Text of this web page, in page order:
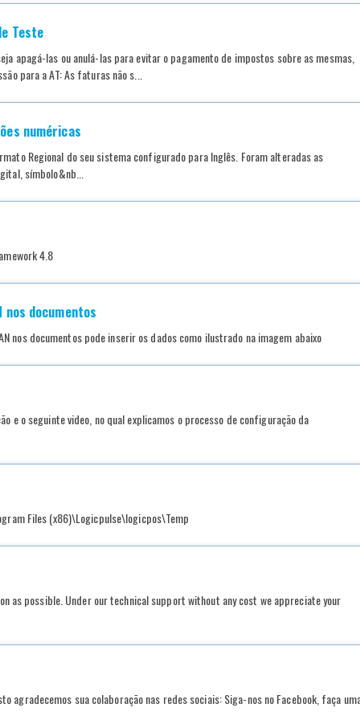
Teste
apagá-las ou anulá-las para evitar o pagamento de impostos sobre as mesmas,
para a AT: As faturas não s...
numéricas
Regional do seu sistema configurado para Inglês. Foram alteradas as
símbolo&nb...
4.8
documentos
nos documentos pode inserir os dados como ilustrado na imagem abaixo
e o seguinte video, no qual explicamos o processo de configuração da
Files (x86)\Logicpulse\logicpos\Temp
as possible. Under our technical support without any cost we appreciate your
agradecemos sua colaboração nas redes sociais: Siga-nos no Facebook, faça